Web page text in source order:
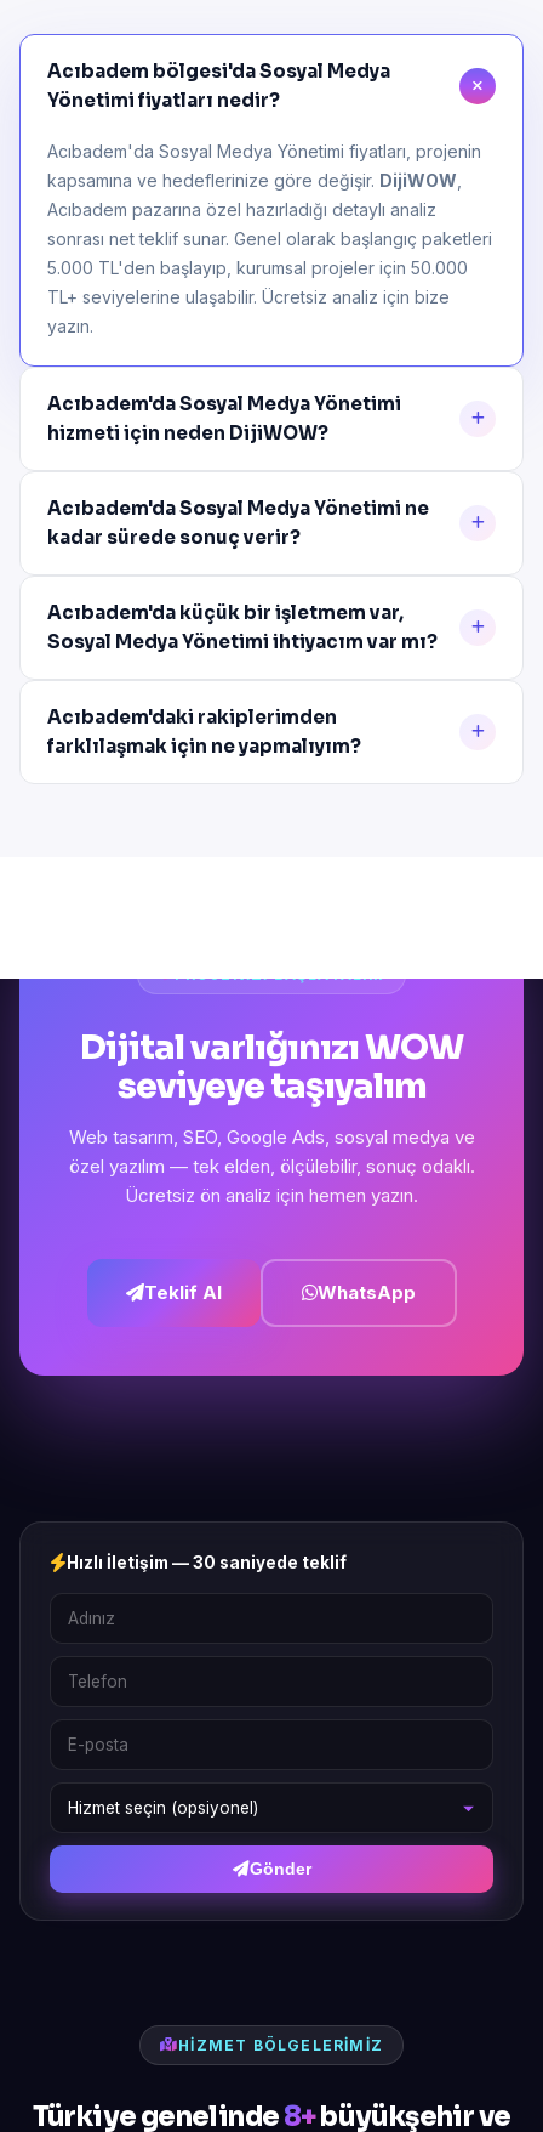
Acıbadem bölgesi'da Sosyal Medya
Yönetimi fiyatları nedir?
Acıbadem'da Sosyal Medya Yönetimi fiyatları, projenin
kapsamına ve hedeflerinize göre değişir. DijiWOW
Acıbadem pazarına özel hazırladığı detaylı analiz
sonrası net teklif sunar. Genel olarak başlangıç paketleri
5.000 TL'den başlayıp, kurumsal projeler için 50.000
TL+ seviyelerine ulaşabilir. Ücretsiz analiz için bize
yazın.
Acıbadem'da Sosyal Medya Yönetimi
hizmeti için neden DijiWOW?
Acıbadem'da Sosyal Medya Yönetimi ne
kadar sürede sonuç verir?
Acıbadem'da küçük bir işletmem var,
Sosyal Medya Yönetimi ihtiyacım var mı?
Acıbadem'daki rakiplerimden
farklılaşmak için ne yapmalıyım?
Dijital varlığınızı WOW
seviyeye taşıyalım
Web tasarım, SEO, Google Ads, sosyal medya ve
özel yazılım — tek elden, ölçülebilir, sonuç odaklı.
Ücretsiz ön analiz için hemen yazın.
Teklif Al WhatsApp
Hızlı İletişim — 30 saniyede teklif
Gönder
HIZMET BÖLGELERIMIZ
Türkiye genelinde8+büyükşehir ve